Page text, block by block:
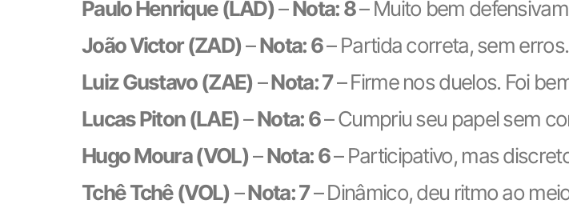
Paulo Henrique (LAD)–Nota: 8– Muito bem
João Victor (ZAD)–Nota: 6– Partida correta, sem erros.
Luiz Gustavo (ZAE) –Nota: 7– Firme nos duelos. Foi
Lucas Piton (LAE)–Nota: 6– Cumpriu seu papel sem
Hugo Moura (VOL)–Nota: 6– Participativo, mas
Tchê Tchê (VOL) –Nota: 7– Dinâmico, deu ritmo ao